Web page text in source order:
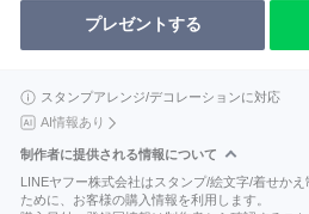
プレゼントする
スタンプアレンジ/デコレーションに対応
AI情報あり
制作者に提供される情報について
LINEヤフー株式会社はスタンプ/絵文字/着せか
ために、お客様の購入情報を利用します。